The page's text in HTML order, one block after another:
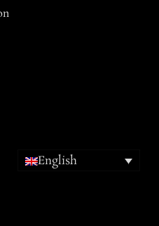
de moiEnglish